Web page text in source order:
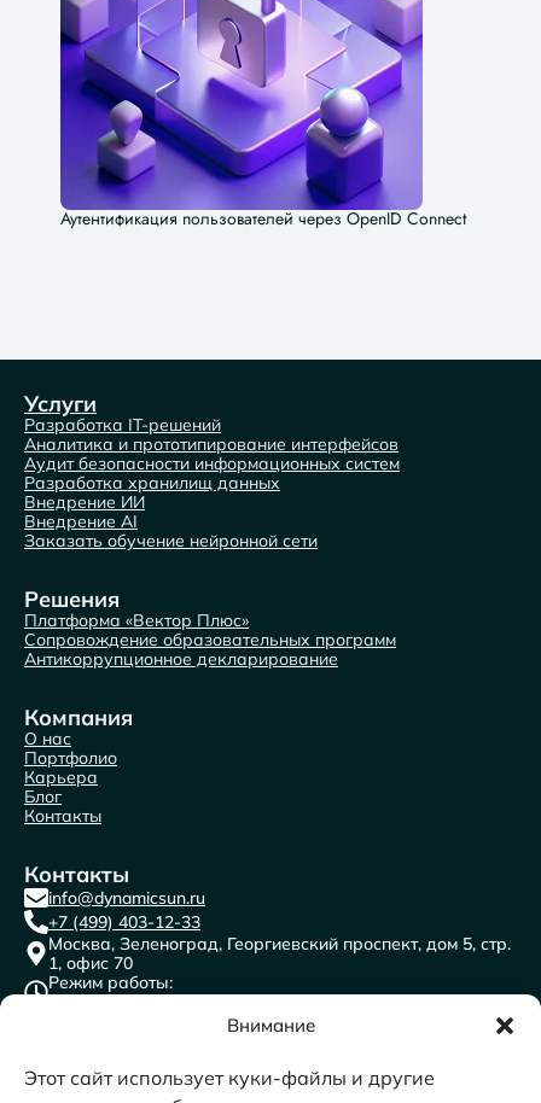
Внимание
Этот сайт использует куки-файлы и другие
Аутентификация пользователей через OpenID Connect
Услуги
Разработка IT-решений
Аналитика и прототипирование интерфейсов
Аудит безопасности информационных систем
Разработка хранилищ данных
Внедрение ИИ
Внедрение AI
Заказать обучение нейронной сети
Решения
Платформа «Вектор Плюс»
Сопровождение образовательных программ
Антикоррупционное декларирование
Компания
О нас
Портфолио
Карьера
Блог
Контакты
Контакты
info@dynamicsun.ru
+7 (499) 403-12-33
Москва, Зеленоград, Георгиевский проспект, дом 5, стр.
1, офис 70
Режим работы:
пн-пт с 9:00 до 18:00
обеспечения, консультационные услуги в данной области и
другие сопутствующие услуги​